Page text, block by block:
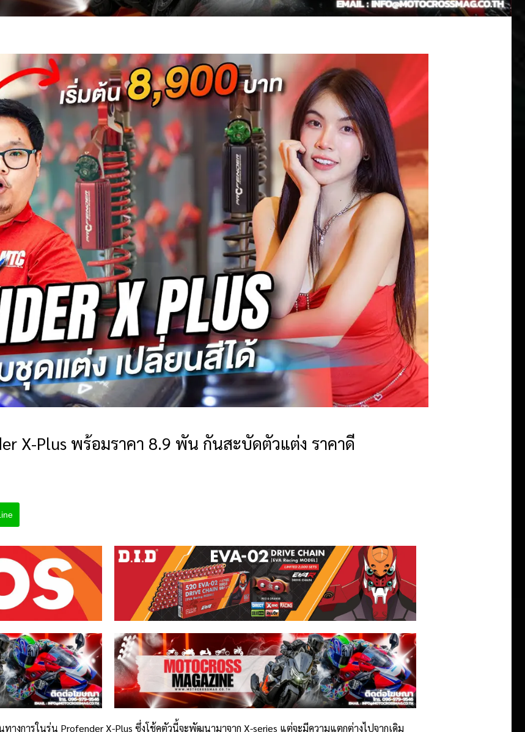
X-Plus พร้อมราคา 8.9 พัน กันสะบัดตัวแต่ง ราคาดี
งการในรุ่น Profender X-Plus ซึ่งโช้คตัวนี้จะพัฒนามาจาก X-series แต่จะมีความแตกต่างไปจากเดิม